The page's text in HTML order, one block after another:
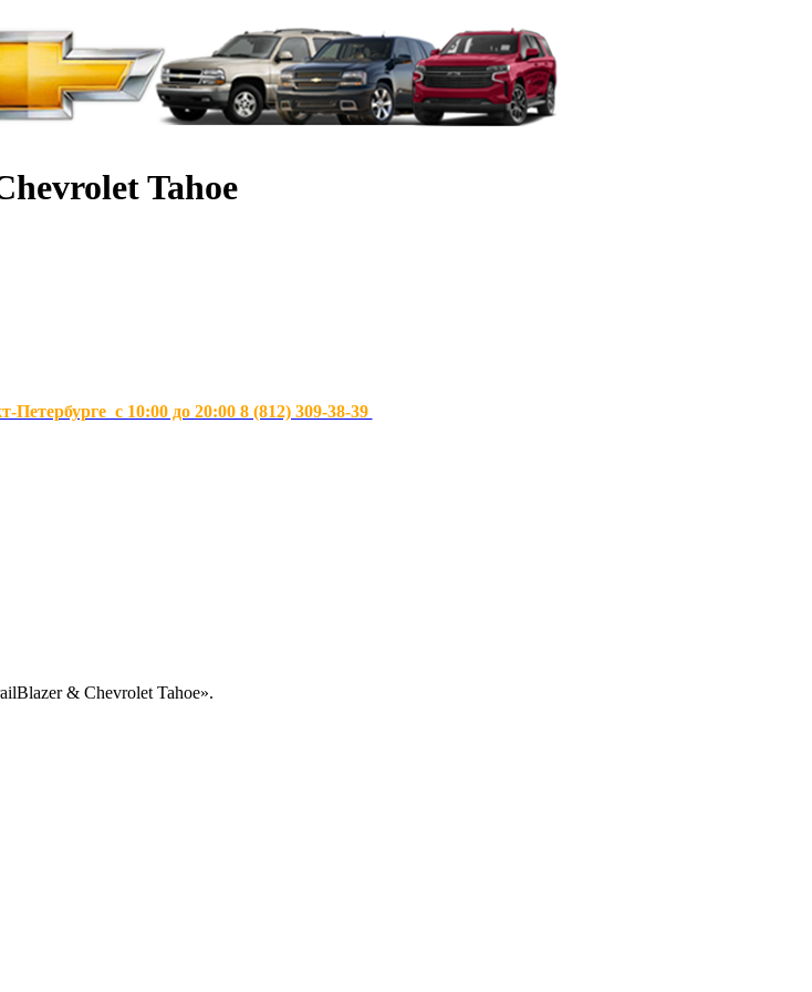
Tahoe
с 10:00 до 20:00 8 (812) 309-38-39
& Chevrolet Tahoe».